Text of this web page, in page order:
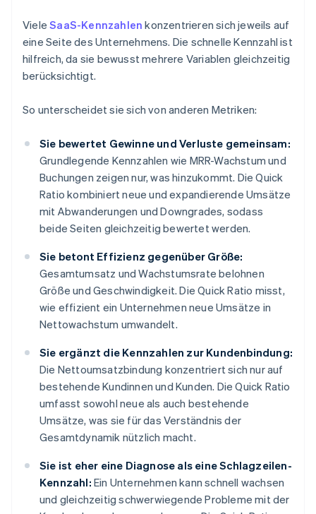
VieleSaaS-Kennzahlen konzentrieren sich jeweils auf
eine Seite des Unternehmens. Die schnelle Kennzahl ist
hilfreich, da sie bewusst mehrere Variablen gleichzeitig
berücksichtigt.
So unterscheidet sie sich von anderen Metriken:
Sie bewertet Gewinne und Verluste gemeinsam:
Grundlegende Kennzahlen wie MRR-Wachstum und
Buchungen zeigen nur, was hinzukommt. Die Quick
Ratio kombiniert neue und expandierende Umsätze
mit Abwanderungen und Downgrades, sodass
beide Seiten gleichzeitig bewertet werden.
Sie betont Effizienz gegenüber Größe:
Gesamtumsatz und Wachstumsrate belohnen
Größe und Geschwindigkeit. Die Quick Ratio misst,
wie effizient ein Unternehmen neue Umsätze in
Nettowachstum umwandelt.
Sie ergänzt die Kennzahlen zur Kundenbindung:
Die Nettoumsatzbindung konzentriert sich nur auf
bestehende Kundinnen und Kunden. Die Quick Ratio
umfasst sowohl neue als auch bestehende
Umsätze, was sie für das Verständnis der
Gesamtdynamik nützlich macht.
Sie ist eher eine Diagnose als eine Schlagzeilen-
Kennzahl: Ein Unternehmen kann schnell wachsen
und gleichzeitig schwerwiegende Probleme mit der